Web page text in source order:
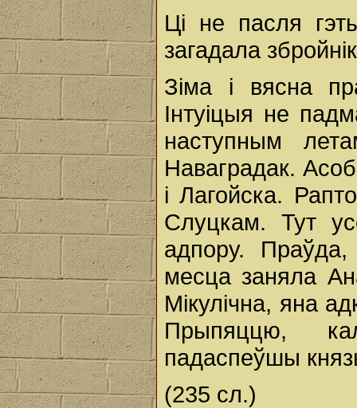
Ці не пасля
загадала
Зіма і вясна
Інтуіцыя не
наступным
Наваградак.
і Лагойска.
Слуцкам. Тут
адпору.
месца заняла
Мікулічна, яна
Прыпяццю,
падаспеўшы
(235 сл.)